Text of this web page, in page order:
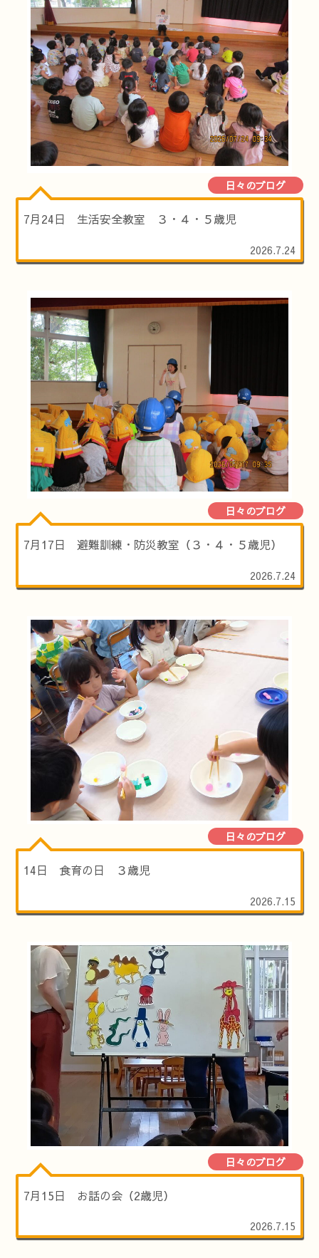
日々のブログ
7月24日 生活安全教室 ３・４・５歳児
2026.7.24
日々のブログ
7月17日 避難訓練・防災教室（３・４・５歳児）
2026.7.24
日々のブログ
14日 食育の日 ３歳児
2026.7.15
日々のブログ
7月15日 お話の会（2歳児）
2026.7.15